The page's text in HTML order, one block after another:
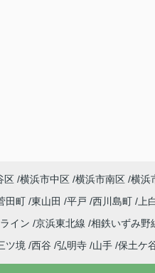
区 横浜市中区 横浜市南区 横浜
田町 東山田 平戸 西川島町 上
イン 京浜東北線 相鉄いずみ野
ツ境 西谷 弘明寺 山手 保土ケ